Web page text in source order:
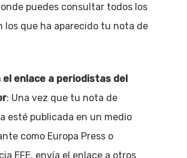
puedes consultar todos los
los que ha aparecido tu nota de
el enlace a periodistas del
: Una vez que tu nota de
esté publicada en un medio
como Europa Press o
EFE, envía el enlace a otros